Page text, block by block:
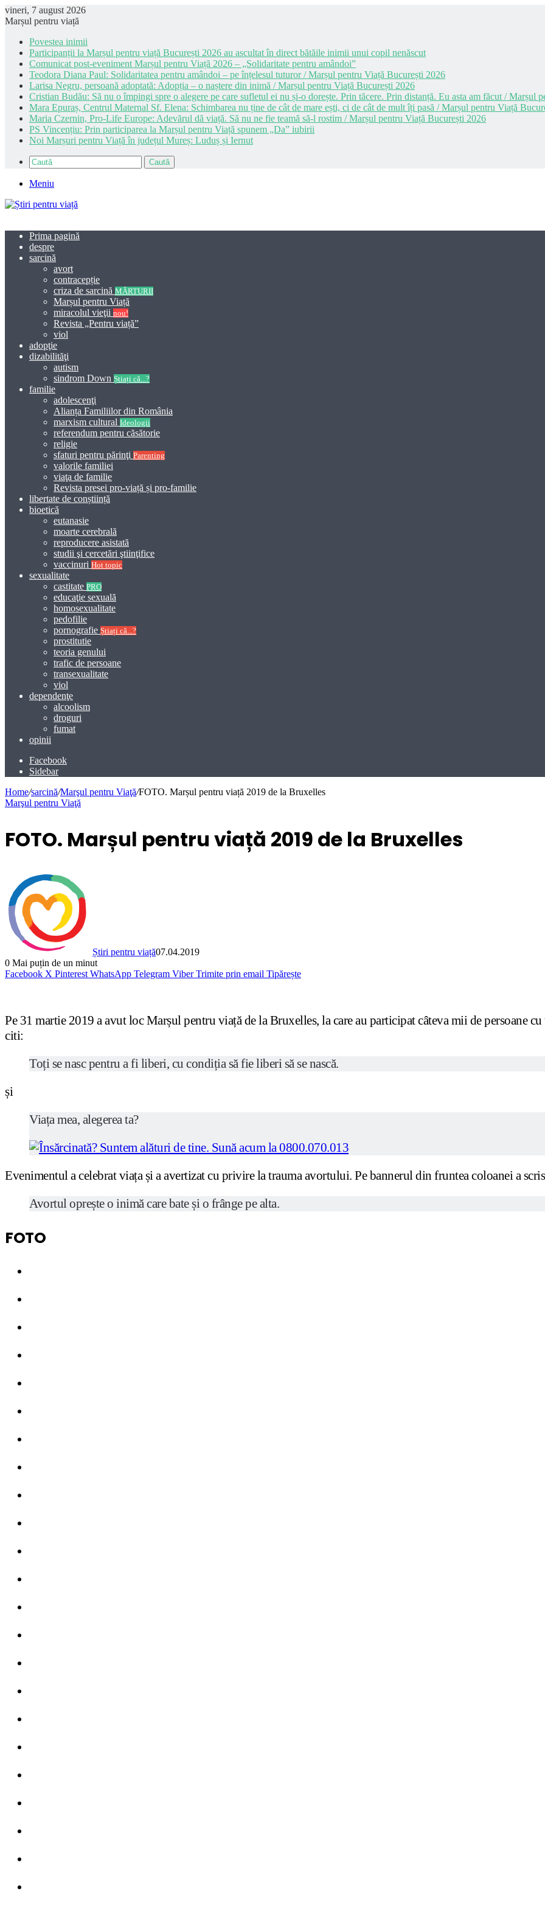
vineri, 7 august 2026
Marșul pentru viață
Povestea inimii
Participanții la Marșul pentru viață București 2026 au ascultat în direct bătăile inimii unui copil nenăscut
Comunicat post-eveniment Marșul pentru Viață 2026 – „Solidaritate pentru amândoi”
Teodora Diana Paul: Solidaritatea pentru amândoi – pe înțelesul tuturor / Marșul pentru Viață București 2026
Larisa Negru, persoană adoptată: Adopția – o naștere din inimă / Marșul pentru Viață București 2026
Cristian Budău: Să nu o împingi spre o alegere pe care sufletul ei nu și-o dorește. Prin tăcere. Prin distanță. Eu asta am făcut / Marșul
Mara Epuraș, Centrul Maternal Sf. Elena: Schimbarea nu ține de cât de mare ești, ci de cât de mult îți pasă / Marșul pentru Viață
Maria Czernin, Pro-Life Europe: Adevărul dă viață. Să nu ne fie teamă să-l rostim / Marșul pentru Viață București 2026
PS Vincențiu: Prin participarea la Marșul pentru Viață spunem „Da” iubirii
Noi Marșuri pentru Viață în județul Mureș: Luduș și Iernut
Caută
Meniu
Prima pagină
despre
sarcină
avort
contracepție
criza de sarcină MĂRTURII
Marșul pentru Viață
miracolul vieţii nou!
Revista „Pentru viață”
viol
adopţie
dizabilităţi
autism
sindrom Down Știați că...?
familie
adolescenţi
Alianța Familiilor din România
marxism cultural Ideologii
referendum pentru căsătorie
religie
sfaturi pentru părinţi Parenting
valorile familiei
viaţa de familie
Revista presei pro-viață și pro-familie
libertate de conștiință
bioetică
eutanasie
moarte cerebrală
reproducere asistată
studii şi cercetări ştiinţifice
vaccinuri Hot topic
sexualitate
castitate PRO
educaţie sexuală
homosexualitate
pedofilie
pornografie Știați că...?
prostitutie
teoria genului
trafic de persoane
transexualitate
viol
dependenţe
alcoolism
droguri
fumat
opinii
Facebook
Sidebar
Home/sarcină/Marşul pentru Viaţă/FOTO. Marșul pentru viață 2019 de la Bruxelles
Marşul pentru Viaţă
FOTO. Marșul pentru viață 2019 de la Bruxelles
Știri pentru viață07.04.2019
0 Mai puțin de un minut
Facebook X Pinterest WhatsApp Telegram Viber Trimite prin email Tipărește
Pe 31 martie 2019 a avut loc Marșul pentru viață de la Bruxelles, la care au participat câteva mii de persoane
citi:
Toți se nasc pentru a fi liberi, cu condiția să fie liberi să se nască.
și
Viața mea, alegerea ta?
Evenimentul a celebrat viața și a avertizat cu privire la trauma avortului. Pe bannerul din fruntea coloanei a
Avortul oprește o inimă care bate și o frânge pe alta.
FOTO